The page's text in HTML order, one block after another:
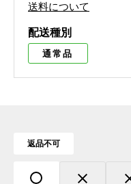
送料について
配送種別
通常品
返品不可